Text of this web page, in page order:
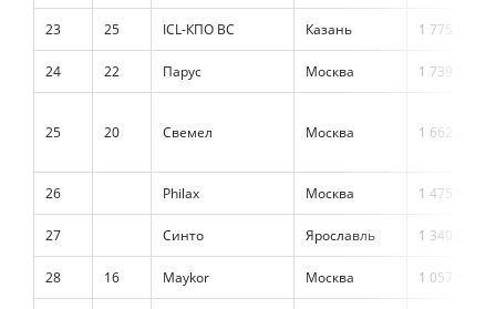
23 25 ICL-КПО ВС Казань 1 775 892
24 22 Парус Москва 1 739 192
25 20 Свемел Москва 1 662 239
26 Philax Москва 1 475 591
27 Синто Ярославль 1 340 300
28 16 Maykor Москва 1 057 119